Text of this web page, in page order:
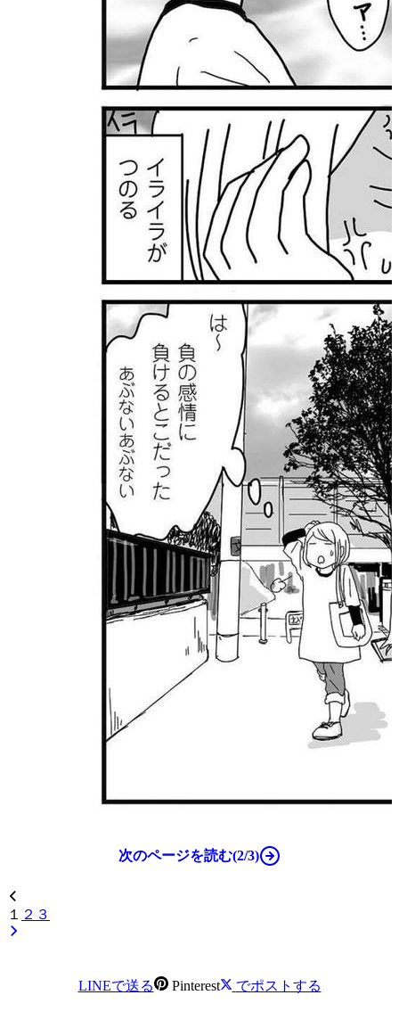
次のページを読む(2/3)
１ ２ ３
LINEで送る Pinterest でポストする